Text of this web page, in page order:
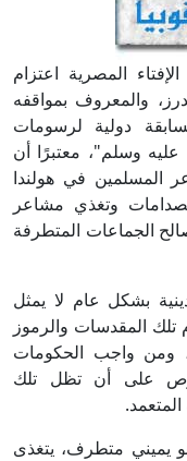
المصرية اعتزام
والمعروف بمواقفه
دولية لرسومات
وسلم"، معتبرًا أن
المسلمين في هولندا
وتغذي مشاعر
الجماعات المتطرفة
بشكل عام لا يمثل
تلك المقدسات والرموز
ومن واجب الحكومات
على أن تظل تلك
يميني متطرف، يتغذى